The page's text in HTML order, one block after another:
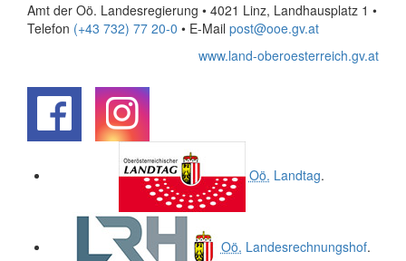
Amt der Oö. Landesregierung • 4021 Linz, Landhausplatz 1 •
Telefon (+43 732) 77 20-0 • E-Mail post@ooe.gv.at
www.land-oberoesterreich.gv.at
Oö. Landtag.
Oö. Landesrechnungshof.